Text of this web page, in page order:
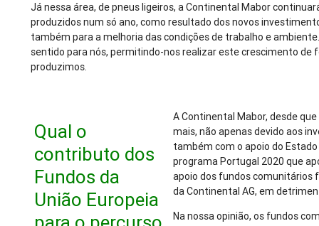
Já nessa área, de pneus ligeiros, a Continental Mabor
produzidos num só ano, como resultado dos novos
também para a melhoria das condições de trabalho e
sentido para nós, permitindo-nos realizar este crescimento
produzimos.
Qual o
contributo dos
Fundos da
União Europeia
A Continental Mabor, desde
mais, não apenas devido aos
também com o apoio do
programa Portugal 2020 que
apoio dos fundos
da Continental AG, em
Na nossa opinião, os fundos